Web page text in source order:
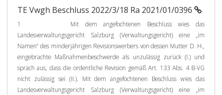
TE Vwgh Beschluss 2022/3/18 Ra 2021/01/0396
1 Mit dem angefochtenen Beschluss wies das
Landesverwaltungsgericht Salzburg (Verwaltungsgericht) eine „im
Namen“ des minderjährigen Revisionswerbers von dessen Mutter D. H.,
eingebrachte Maßnahmenbeschwerde als unzulässig zurück (I.) und
sprach aus, dass die ordentliche Revision gemäß Art. 133 Abs. 4 B-VG
nicht zulässig sei (II.). Mit dem angefochtenen Beschluss wies das
Landesverwaltungsgericht Salzburg (Verwaltungsgericht) eine „im